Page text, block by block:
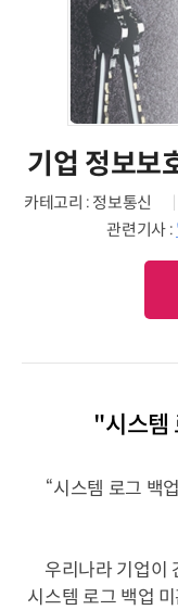
기업 정보보
카테고리 : 정보통신
관련기사 :
"시스템
“시스템 로그 백
우리나라 기업이
시스템 로그 백업